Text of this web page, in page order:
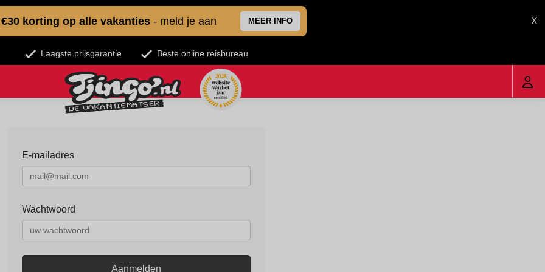
€30 korting op alle vakanties - meld je aan MEER INFO X
Laagste prijsgarantie Beste online reisbureau
E-mailadres
Wachtwoord
Aanmelden